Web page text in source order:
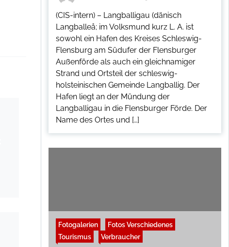
(CIS-intern) – Langballigau (dänisch
Langballeå; im Volksmund kurz L. A. ist
sowohl ein Hafen des Kreises Schleswig-
Flensburg am Südufer der Flensburger
Außenförde als auch ein gleichnamiger
Strand und Ortsteil der schleswig-
holsteinischen Gemeinde Langballig. Der
Hafen liegt an der Mündung der
Langballigau in die Flensburger Förde. Der
Name des Ortes und […]
Fotogalerien
Fotos Verschiedenes
Tourismus
Verbraucher